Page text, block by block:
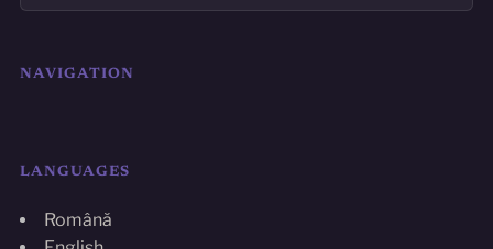
NAVIGATION
LANGUAGES
Română